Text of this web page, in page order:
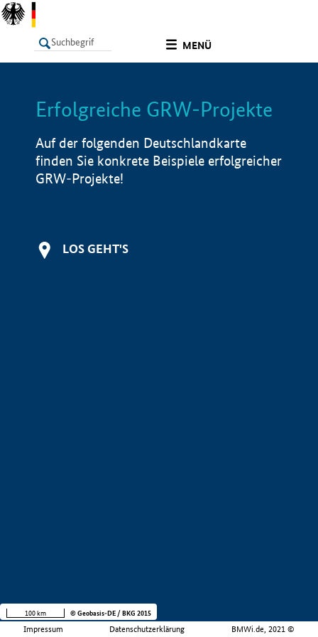
MENÜ
LISTE Info
Erfolgreiche GRW-Projekte
Auf der folgenden Deutschlandkarte
finden Sie konkrete Beispiele erfolgreicher
GRW-Projekte!
LOS GEHT'S
Impressum Datenschutzerklärung BMWi.de, 2021 ©
100 km © Geobasis-DE / BKG 2015